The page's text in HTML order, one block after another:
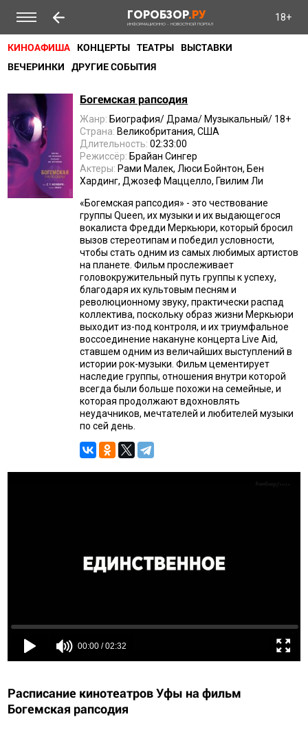
ГОРОБЗОР.РУ
ИНФОРМАЦИОННО - НОВОСТНОЙ ПОРТАЛ
18+
КИНОАФИША КОНЦЕРТЫ ТЕАТРЫ ВЫСТАВКИ
ВЕЧЕРИНКИ ДРУГИЕ СОБЫТИЯ
Богемская рапсодия
Жанр: Биография/ Драма/ Музыкальный/ 18+
Страна: Великобритания, США
Длительность: 02:33:00
Режиссёр: Брайан Сингер
Актеры: Рами Малек, Люси Бойнтон, Бен
Хардинг, Джозеф Маццелло, Гвилим Ли
«Богемская рапсодия» - это чествование
группы Queen, их музыки и их выдающегося
вокалиста Фредди Меркьюри, который бросил
вызов стереотипам и победил условности,
чтобы стать одним из самых любимых артистов
на планете. Фильм прослеживает
головокружительный путь группы к успеху,
благодаря их культовым песням и
революционному звуку, практически распад
коллектива, поскольку образ жизни Меркьюри
выходит из-под контроля, и их триумфальное
воссоединение накануне концерта Live Aid,
ставшем одним из величайших выступлений в
истории рок-музыки. Фильм цементирует
наследие группы, отношения внутри которой
всегда были больше похожи на семейные, и
которая продолжают вдохновлять
неудачников, мечтателей и любителей музыки
по сей день.
Расписание кинотеатров Уфы на фильм
Богемская рапсодия